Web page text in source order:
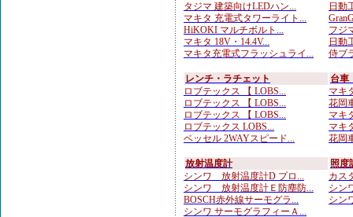
タジマ 建築向けLEDハン...
マキタ 充電式タワーライト...
HiKOKI マルチボルト...
マキタ 18V・14.4V...
マキタ充電式フラッシュライ...
日動
フジ
日動
侍ブ
レンチ・ラチェット
ロブテックス 【 LOBS...
ロブテックス 【 LOBS...
ロブテックス 【 LOBS...
ロブテックス LOBS...
ベッセル 2WAYスピード...
台車
マキ
花岡
マキ
マキ
花岡
放射温度計
シンワ 放射温度計D プロ...
シンワ 放射温度計Ｅ防塵防...
BOSCH赤外線サーモグラ...
シンワ サーモグラフィーＡ...
照度
カス
シン
シン